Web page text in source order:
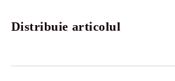
Distribuie articolul